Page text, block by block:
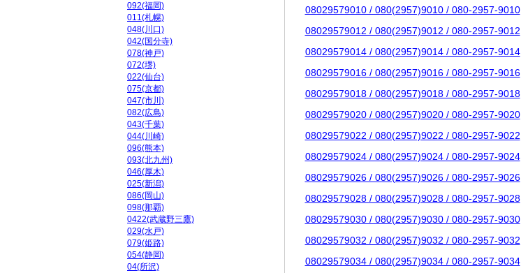
08029579010 / 080(2957)9010 / 080-2957-9010
08029579012 / 080(2957)9012 / 080-2957-9012
08029579014 / 080(2957)9014 / 080-2957-9014
08029579016 / 080(2957)9016 / 080-2957-9016
08029579018 / 080(2957)9018 / 080-2957-9018
08029579020 / 080(2957)9020 / 080-2957-9020
08029579022 / 080(2957)9022 / 080-2957-9022
08029579024 / 080(2957)9024 / 080-2957-9024
08029579026 / 080(2957)9026 / 080-2957-9026
08029579028 / 080(2957)9028 / 080-2957-9028
08029579030 / 080(2957)9030 / 080-2957-9030
08029579032 / 080(2957)9032 / 080-2957-9032
08029579034 / 080(2957)9034 / 080-2957-9034
092(福岡)
011(札幌)
048(川口)
042(国分寺)
078(神戸)
072(堺)
022(仙台)
075(京都)
047(市川)
082(広島)
043(千葉)
044(川崎)
096(熊本)
093(北九州)
046(厚木)
025(新潟)
086(岡山)
098(那覇)
0422(武蔵野三鷹)
029(水戸)
079(姫路)
054(静岡)
04(所沢)